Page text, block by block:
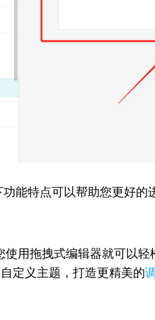
能特点可以帮助您更好的
用拖拽式编辑器就可以
定义主题，打造更精美的